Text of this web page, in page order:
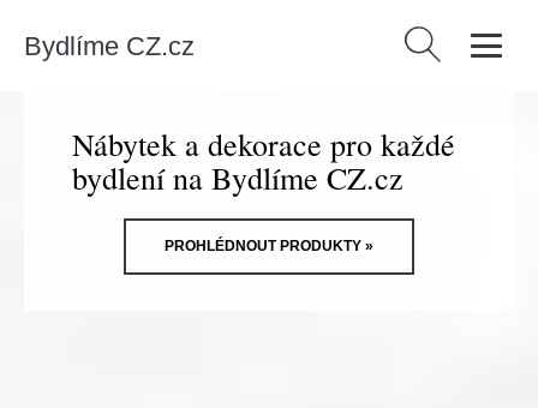
Bydlíme CZ.cz Vyhledávání
Nábytek a dekorace pro každé
bydlení na Bydlíme CZ.cz
PROHLÉDNOUT PRODUKTY »